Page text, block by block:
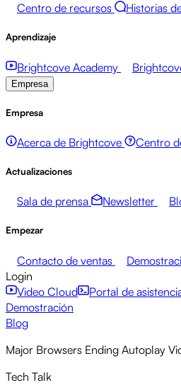
Centro de recursos Historias
Aprendizaje
Brightcove Academy
Empresa
Empresa
Acerca de Brightcove Centro
Actualizaciones
Sala de prensa Newsletter
Empezar
Contacto de ventas
Login
Video Cloud
Portal de
Demostración
Blog
Major Browsers Ending Autoplay
Tech Talk